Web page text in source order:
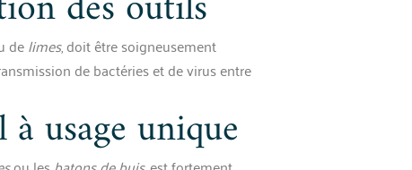
delimes, doit être soigneusement
de bactéries et de virus entre
usage unique